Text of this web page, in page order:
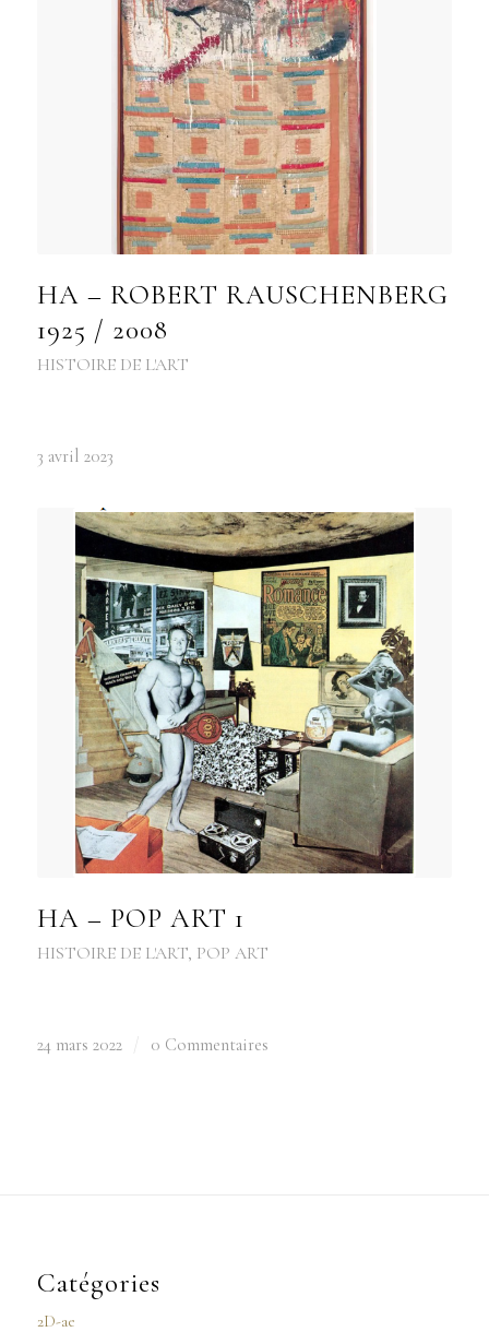
HA – ROBERT RAUSCHENBERG
1925 / 2008
HISTOIRE DE L'ART
3 avril 2023
HA – POP ART 1
HISTOIRE DE L'ART, POP ART
24 mars 2022 0 Commentaires
Catégories
2D-ae